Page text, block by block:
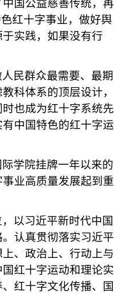
国公益慈善传统，再
红十字事业，做好舆
实践，如果没有行
民群众最需要、最期
科体系的顶层设计，
也成为红十字系统先
中国特色的红十字运
学院挂牌一年以来的
业高质量发展起到重
以习近平新时代中国
认真贯彻落实习近平
、政治上、行动上与
红十字运动和理论实
红十字文化传播、国